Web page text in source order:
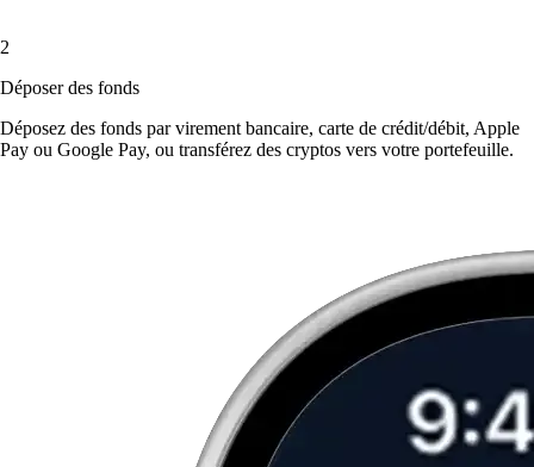
2
Déposer des fonds
Déposez des fonds par virement bancaire, carte de crédit/débit, Apple
Pay ou Google Pay, ou transférez des cryptos vers votre portefeuille.